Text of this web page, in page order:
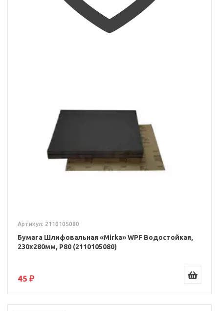
Артикул: 2110105080
Бумага Шлифовальная «Mirka» WPF Водостойкая,
230x280мм, P80 (2110105080)
45 ₽